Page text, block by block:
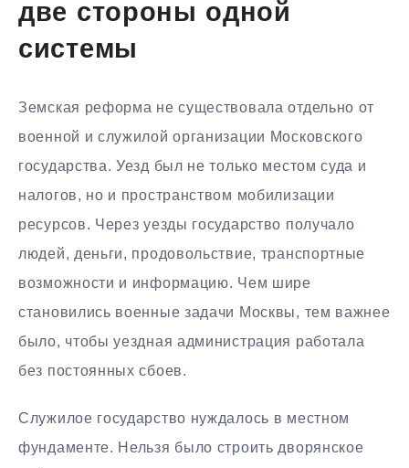
две стороны одной
системы
Земская реформа не существовала отдельно от
военной и служилой организации Московского
государства. Уезд был не только местом суда и
налогов, но и пространством мобилизации
ресурсов. Через уезды государство получало
людей, деньги, продовольствие, транспортные
возможности и информацию. Чем шире
становились военные задачи Москвы, тем важнее
было, чтобы уездная администрация работала
без постоянных сбоев.
Служилое государство нуждалось в местном
фундаменте. Нельзя было строить дворянское